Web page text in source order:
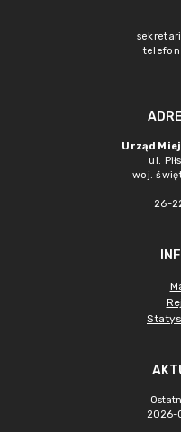
telefon
Urząd
ul.
woj.
26-
2026-